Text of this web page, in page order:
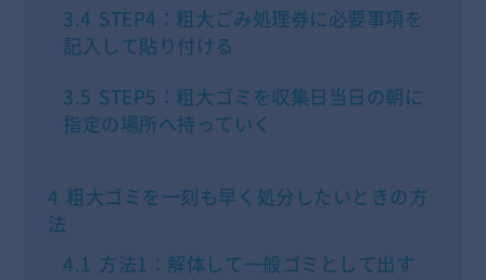
3.4 STEP4：粗大ごみ処理券に必要事項を
記入して貼り付ける
3.5 STEP5：粗大ゴミを収集日当日の朝に
指定の場所へ持っていく
4 粗大ゴミを一刻も早く処分したいときの方
法
4.1 方法1：解体して一般ゴミとして出す